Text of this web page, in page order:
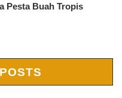
Pesta Buah Tropis